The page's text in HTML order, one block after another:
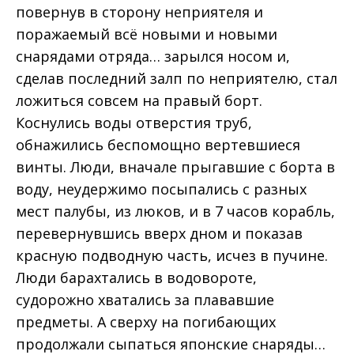
повернув в сторону неприятеля и
поражаемый всё новыми и новыми
снарядами отряда… зарылся носом и,
сделав последний залп по неприятелю, стал
ложиться совсем на правый борт.
Коснулись воды отверстия труб,
обнажились беспомощно вертевшиеся
винты. Люди, вначале прыгавшие с борта в
воду, неудержимо посыпались с разных
мест палубы, из люков, и в 7 часов корабль,
перевернувшись вверх дном и показав
красную подводную часть, исчез в пучине.
Люди барахтались в водовороте,
судорожно хватались за плававшие
предметы. А сверху на погибающих
продолжали сыпаться японские снаряды…